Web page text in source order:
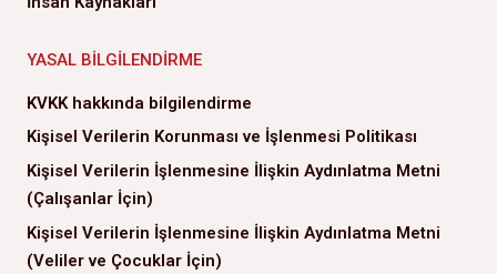
YASAL BILGILENDIRME
KVKK hakkında bilgilendirme
Kişisel Verilerin Korunması ve İşlenmesi Politikası
Kişisel Verilerin İşlenmesine İlişkin Aydınlatma Metni
(Çalışanlar İçin)
Kişisel Verilerin İşlenmesine İlişkin Aydınlatma Metni
(Veliler ve Çocuklar İçin)